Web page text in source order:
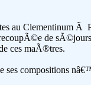
au Clementinum Ã
de
ces maÃ®tres.
ses compositions